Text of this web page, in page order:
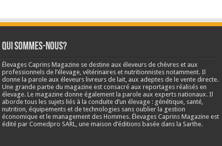
Qui sommes-nous?
Élevages Caprins Magazine se destine aux éleveurs de chèvres et aux
professionnels de l’élevage, vétérinaires et nutritionnistes notamment. Il
donne la parole aux éleveurs livreurs de lait, aux adeptes de le vente directe.
Une grande partie du magazine est consacré aux reportages réalisés en
élevage. Le magazine donne également la parole aux experts nationaux. Il
aborde tous les sujets liés à la conduite d’un élevage : génétique, santé,
nutrition, équipements et de technologies sans oublier la gestion
économique et le management des Hommes. Élevages Caprins Magazine est
édité par Comedpro SARL, une maison d’éditions basée dans la Sarthe.